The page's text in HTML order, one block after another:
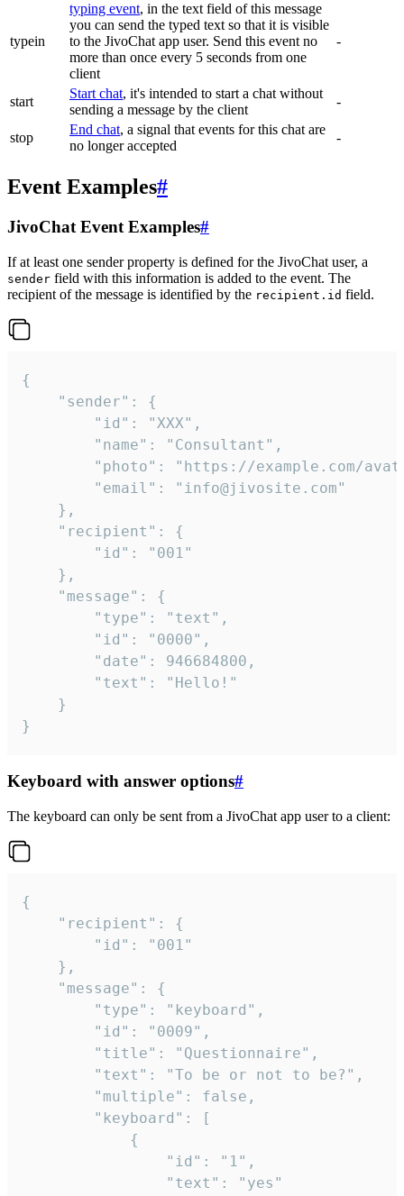
typein
typing event, in the text field of this message
you can send the typed text so that it is visible
to the JivoChat app user. Send this event no
more than once every 5 seconds from one
client
-
start
Start chat, it's intended to start a chat without
sending a message by the client
-
stop
End chat, a signal that events for this chat are
no longer accepted
-
Event Examples#
JivoChat Event Examples#
If at least one sender property is defined for the JivoChat user, a
sender field with this information is added to the event. The
recipient of the message is identified by the recipient.id field.
{
}
Keyboard with answer options#
The keyboard can only be sent from a JivoChat app user to a client:
{